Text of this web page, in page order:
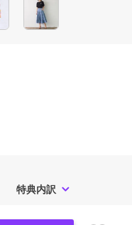
特典内訳